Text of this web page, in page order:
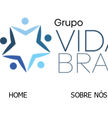
HOME SOBRE NÓS